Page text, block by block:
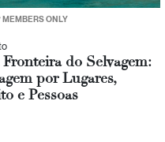
MEMBERS ONLY
do Selvagem:
por Lugares,
e Pessoas